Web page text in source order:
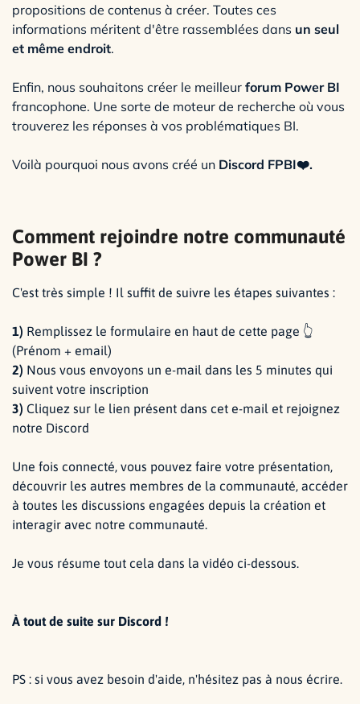
propositions de contenus à créer. Toutes ces
informations méritent d'être rassemblées dans un seul
et même endroit.
Enfin, nous souhaitons créer le meilleur forum Power BI
francophone. Une sorte de moteur de recherche où vous
trouverez les réponses à vos problématiques BI.
Voilà pourquoi nous avons créé un Discord FPBI❤️️.
Comment rejoindre notre communauté
Power BI ?
C'est très simple ! Il suffit de suivre les étapes suivantes :
1) Remplissez le formulaire en haut de cette page 👆
(Prénom + email)
2) Nous vous envoyons un e-mail dans les 5 minutes qui
suivent votre inscription
3) Cliquez sur le lien présent dans cet e-mail et rejoignez
notre Discord
Une fois connecté, vous pouvez faire votre présentation,
découvrir les autres membres de la communauté, accéder
à toutes les discussions engagées depuis la création et
interagir avec notre communauté.
Je vous résume tout cela dans la vidéo ci-dessous.
À tout de suite sur Discord !
PS : si vous avez besoin d'aide, n'hésitez pas à nous écrire.